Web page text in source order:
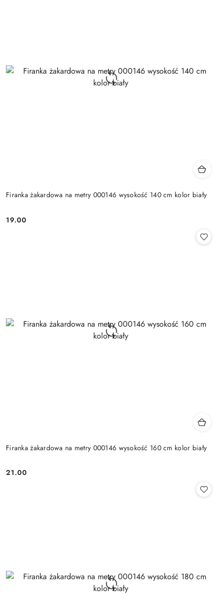
Firanka żakardowa na metry 000146 wysokość 140 cm kolor biały
Cena:
19.00
Firanka żakardowa na metry 000146 wysokość 160 cm kolor biały
Cena:
21.00